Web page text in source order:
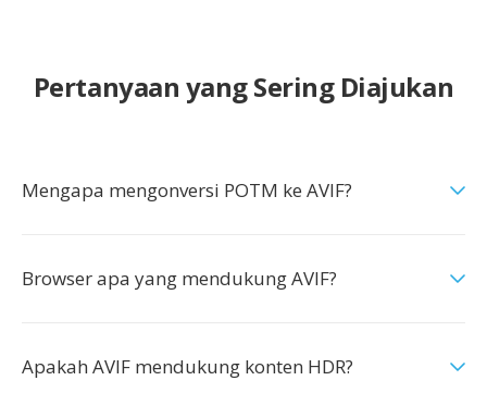
Pertanyaan yang Sering Diajukan
Mengapa mengonversi POTM ke AVIF?
Browser apa yang mendukung AVIF?
Apakah AVIF mendukung konten HDR?